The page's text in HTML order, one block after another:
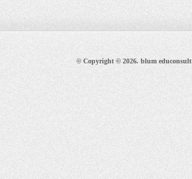
© Copyright © 2026. blum educonsult